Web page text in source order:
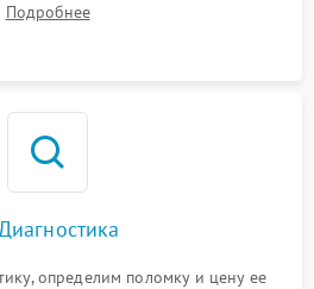
Подробнее
определим поломку и цену ее